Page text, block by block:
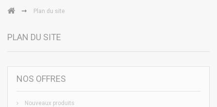
➞ Plan du site
PLAN DU SITE
NOS OFFRES
Nouveaux produits